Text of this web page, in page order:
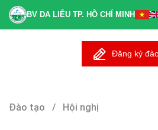
BV DA LIỄU TP. HỒ CHÍ MINH
Đăng ký
Đào tạo / Hội nghị